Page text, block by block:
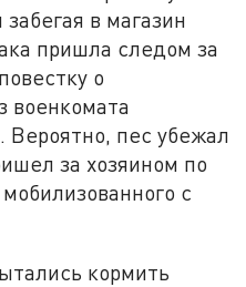
в магазин
пришла следом за
о
военкомата
Вероятно, пес убежал
за хозяином по
с
кормить